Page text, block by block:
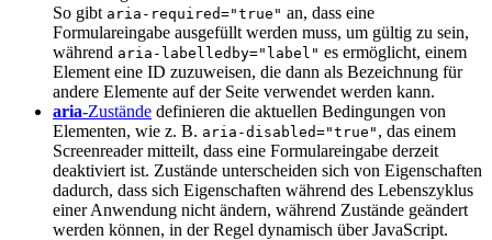
So gibt aria-required="true" an, dass eine
Formulareingabe ausgefüllt werden muss, um gültig zu sein,
während aria-labelledby="label" es ermöglicht, einem
Element eine ID zuzuweisen, die dann als Bezeichnung für
andere Elemente auf der Seite verwendet werden kann.
aria-Zustände definieren die aktuellen Bedingungen von
Elementen, wie z. B. aria-disabled="true" , das einem
Screenreader mitteilt, dass eine Formulareingabe derzeit
deaktiviert ist. Zustände unterscheiden sich von Eigenschaften
dadurch, dass sich Eigenschaften während des Lebenszyklus
einer Anwendung nicht ändern, während Zustände geändert
werden können, in der Regel dynamisch über JavaScript.